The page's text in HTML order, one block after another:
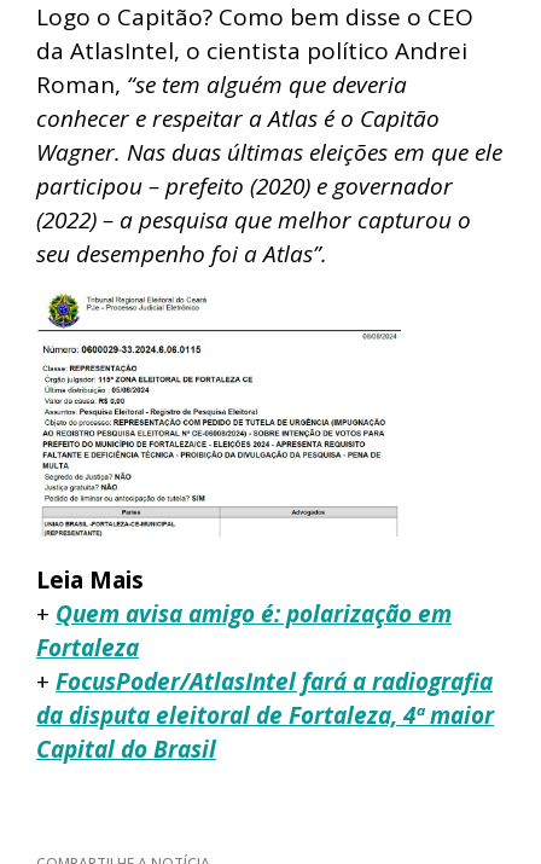
Logo o Capitão? Como bem disse o CEO
da AtlasIntel, o cientista político Andrei
Roman, “se tem alguém que deveria
conhecer e respeitar a Atlas é o Capitão
Wagner. Nas duas últimas eleições em que ele
participou – prefeito (2020) e governador
(2022) – a pesquisa que melhor capturou o
seu desempenho foi a Atlas”.
Leia Mais
+ Quem avisa amigo é: polarização em
Fortaleza
+ FocusPoder/AtlasIntel fará a radiografia
da disputa eleitoral de Fortaleza, 4ª maior
Capital do Brasil